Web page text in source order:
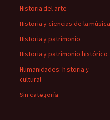
Historia del arte
Historia y ciencias de la música
Historia y patrimonio
Historia y patrimonio histórico
Humanidades: historia y
cultural
Sin categoría